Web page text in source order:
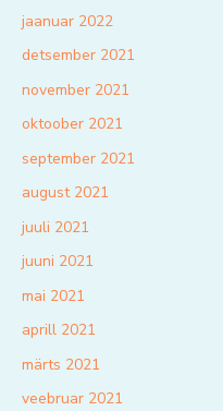
jaanuar 2022
detsember 2021
november 2021
oktoober 2021
september 2021
august 2021
juuli 2021
juuni 2021
mai 2021
aprill 2021
märts 2021
veebruar 2021